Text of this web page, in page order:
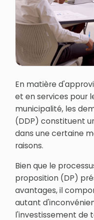
En matière
et en services pour
municipalité, les
(DDP) constituent
dans une certaine
raisons.
Bien que le
proposition (DP)
avantages, il
autant
l'investissement de